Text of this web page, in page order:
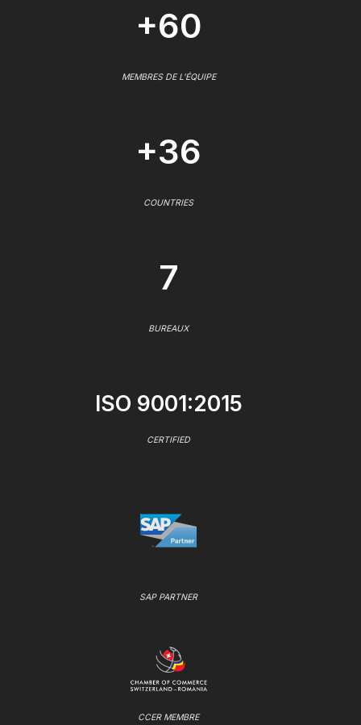
+60
MEMBRES DE L'ÉQUIPE
+36
COUNTRIES
7
BUREAUX
ISO 9001:2015
CERTIFIED
SAP PARTNER
CCER MEMBRE